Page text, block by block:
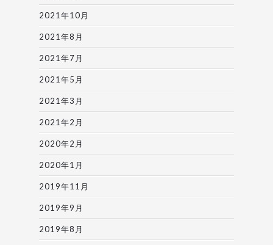
2021年10月
2021年8月
2021年7月
2021年5月
2021年3月
2021年2月
2020年2月
2020年1月
2019年11月
2019年9月
2019年8月